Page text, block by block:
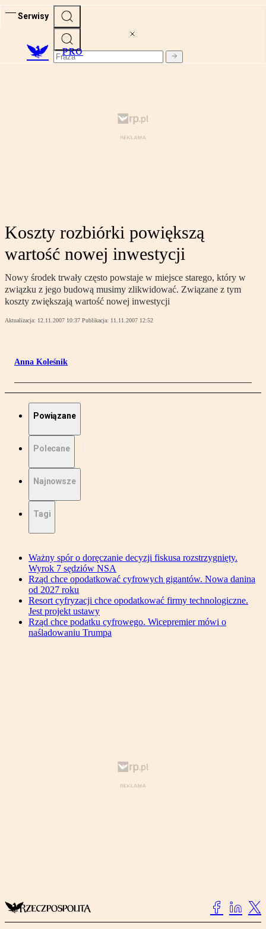
Serwisy
PRO
Koszty rozbiórki powiększą
wartość nowej inwestycji
Nowy środek trwały często powstaje w miejsce starego, który w
związku z jego budową musimy zlikwidować. Związane z tym
koszty zwiększają wartość nowej inwestycji
Aktualizacja: 12.11.2007 10:37 Publikacja: 11.11.2007 12:52
Anna Koleśnik
Powiązane
Polecane
Najnowsze
Tagi
Ważny spór o doręczanie decyzji fiskusa rozstrzygnięty.
Wyrok 7 sędziów NSA
Rząd chce opodatkować cyfrowych gigantów. Nowa danina
od 2027 roku
Resort cyfryzacji chce opodatkować firmy technologiczne.
Jest projekt ustawy
Rząd chce podatku cyfrowego. Wicepremier mówi o
naśladowaniu Trumpa